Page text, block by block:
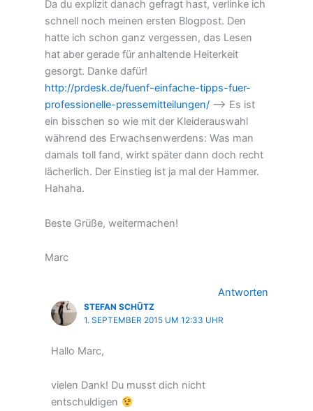
Da du explizit danach gefragt hast, verlinke ich
schnell noch meinen ersten Blogpost. Den
hatte ich schon ganz vergessen, das Lesen
hat aber gerade für anhaltende Heiterkeit
gesorgt. Danke dafür!
http://prdesk.de/fuenf-einfache-tipps-fuer-
professionelle-pressemitteilungen/–> Es ist
ein bisschen so wie mit der Kleiderauswahl
während des Erwachsenwerdens: Was man
damals toll fand, wirkt später dann doch recht
lächerlich. Der Einstieg ist ja mal der Hammer.
Hahaha.
Beste Grüße, weitermachen!
Marc
Antworten
STEFAN SCHÜTZ
1. SEPTEMBER 2015 UM 12:33 UHR
Hallo Marc,
vielen Dank! Du musst dich nicht
entschuldigen